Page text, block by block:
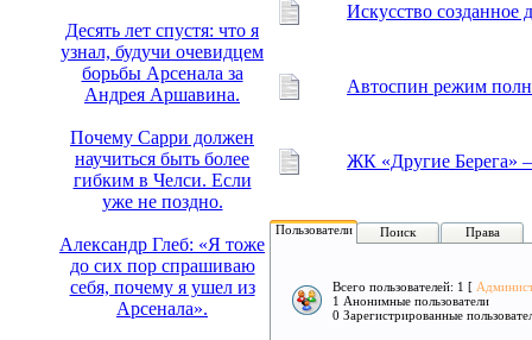
Десять лет спустя: что я
узнал, будучи очевидцем
борьбы Арсенала за
Андрея Аршавина.
Почему Сарри должен
научиться быть более
гибким в Челси. Если
уже не поздно.
Александр Глеб: «Я тоже
до сих пор спрашиваю
себя, почему я ушел из
Арсенала».
Искусство созданное
Автоспин режим
ЖК «Другие Берега»
Пользователи Поиск Права
Всего пользователей: 1 [
1 Анонимные пользователи
0 Зарегистрированные